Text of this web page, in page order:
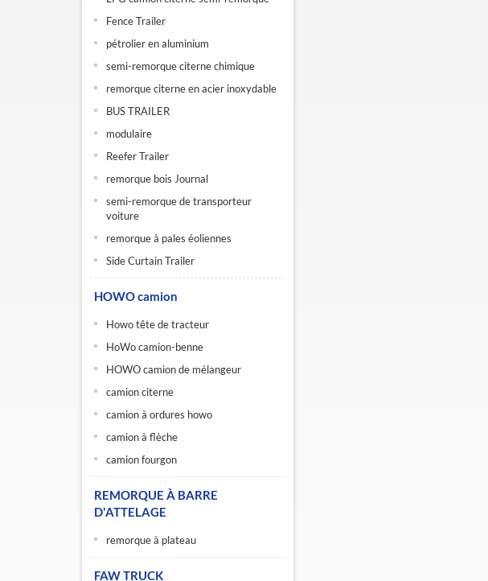
Fence Trailer
pétrolier en aluminium
semi-remorque citerne chimique
remorque citerne en acier inoxydable
BUS TRAILER
modulaire
Reefer Trailer
remorque bois Journal
semi-remorque de transporteur
voiture
remorque à pales éoliennes
Side Curtain Trailer
HOWO camion
Howo tête de tracteur
HoWo camion-benne
HOWO camion de mélangeur
camion citerne
camion à ordures howo
camion à flèche
camion fourgon
REMORQUE À BARRE
D'ATTELAGE
remorque à plateau
FAW TRUCK